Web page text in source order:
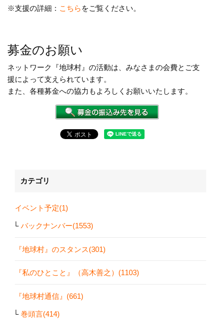
※支援の詳細： こちら をご覧ください。
募金のお願い
ネットワーク『地球村』の活動は、みなさまの会費とご支
援によって支えられています。
また、各種募金への協力もよろしくお願いいたします。
カテゴリ
イベント予定(1)
バックナンバー(1553)
『地球村』のスタンス(301)
『私のひとこと』（高木善之）(1103)
『地球村通信』(661)
巻頭言(414)